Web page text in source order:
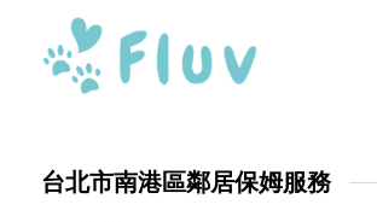
台北市南港區鄰居保姆服務